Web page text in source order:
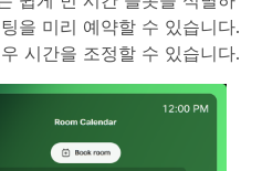
을 미리 예약할 수 있습니다.
시간을 조정할 수 있습니다.